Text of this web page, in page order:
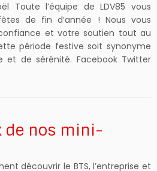
Toute l’équipe de LDV85 vous
de fin d’année ! Nous vous
et votre soutien tout au
période festive soit synonyme
et de sérénité. Facebook Twitter
de nos mini-
découvrir le BTS, l’entreprise et